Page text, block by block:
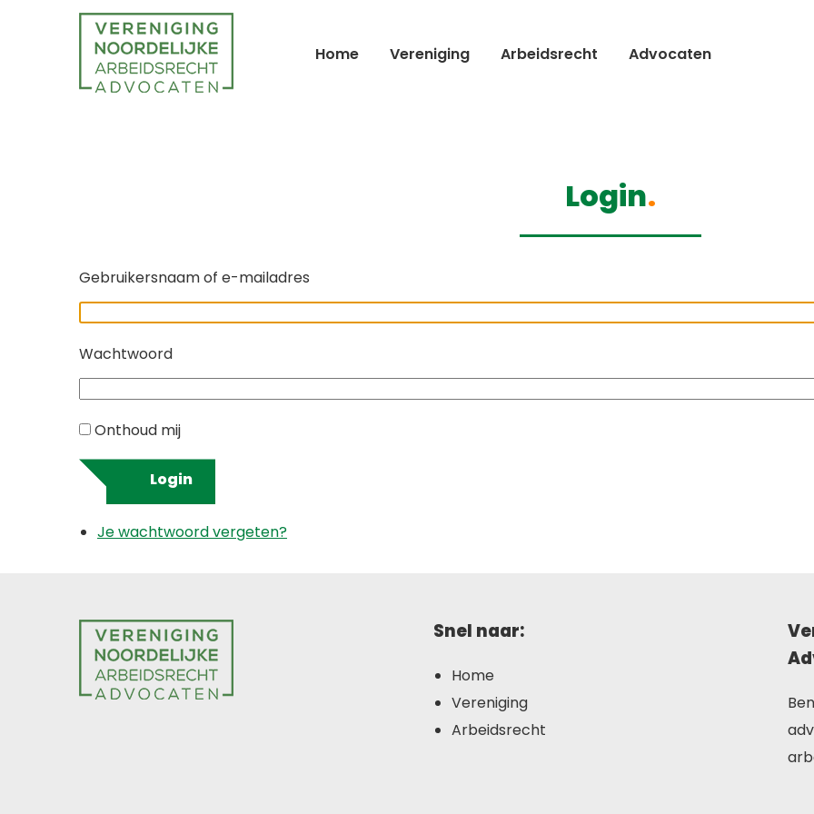
Home Vereniging Arbeidsrecht Advocaten
Login
Gebruikersnaam of e-mailadres
Wachtwoord
Onthoud mij
Login
Je wachtwoord vergeten?
Snel naar:
Home
Vereniging
Arbeidsrecht